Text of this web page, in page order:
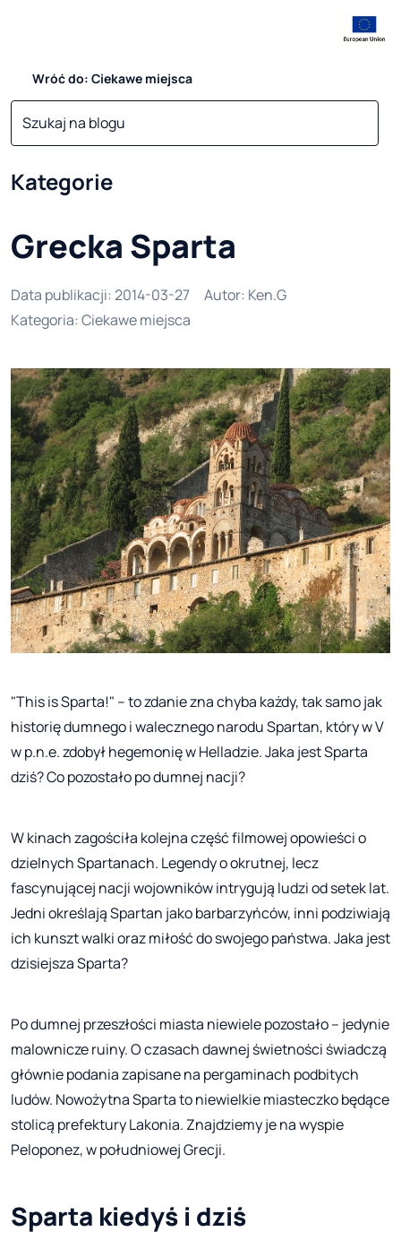
Wróć do: Ciekawe miejsca
Kategorie
Grecka Sparta
Data publikacji: 2014-03-27 Autor: Ken.G
Kategoria: Ciekawe miejsca
"This is Sparta!" – to zdanie zna chyba każdy, tak samo jak
historię dumnego i walecznego narodu Spartan, który w V
w p.n.e. zdobył hegemonię w Helladzie. Jaka jest Sparta
dziś? Co pozostało po dumnej nacji?
W kinach zagościła kolejna część filmowej opowieści o
dzielnych Spartanach. Legendy o okrutnej, lecz
fascynującej nacji wojowników intrygują ludzi od setek lat.
Jedni określają Spartan jako barbarzyńców, inni podziwiają
ich kunszt walki oraz miłość do swojego państwa. Jaka jest
dzisiejsza Sparta?
Po dumnej przeszłości miasta niewiele pozostało – jedynie
malownicze ruiny. O czasach dawnej świetności świadczą
głównie podania zapisane na pergaminach podbitych
ludów. Nowożytna Sparta to niewielkie miasteczko będące
stolicą prefektury Lakonia. Znajdziemy je na wyspie
Peloponez, w południowej Grecji.
Sparta kiedyś i dziś